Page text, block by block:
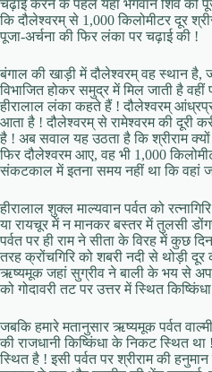
चढ़ाई करने के पहले यहां भगवान शिव की
कि दौलेश्वरम् से 1,000 किलोमीटर दूर
पूजा-अर्चना की फिर लंका पर चढ़ाई की !
बंगाल की खाड़ी में दौलेश्वरम् वह स्थान है,
विभाजित होकर समुद्र में मिल जाती है वहीं
हीरालाल लंका कहते हैं ! दौलेश्वरम्
आता है ! दौलेश्वरम् से रामेश्वरम की दूरी
है ! अब सवाल यह उठता है कि श्रीराम
फिर दौलेश्वरम आए, वह भी 1,000
संकटकाल में इतना समय नहीं था कि वहां
हीरालाल शुक्ल माल्यवान पर्वत को
या रायचूर में न मानकर बस्तर में तुलसी
पर्वत पर ही राम ने सीता के विरह में कुछ
तरह क्रोंचगिरि को शबरी नदी से थोड़ी
ऋष्यमूक जहां सुग्रीव ने बाली के भय से
को गोदावरी तट पर उत्तर में स्थित
जबकि हमारे मतानुसार ऋष्यमूक पर्वत
की राजधानी किष्किंधा के निकट स्थित था
स्थित है ! इसी पर्वत पर श्रीराम की